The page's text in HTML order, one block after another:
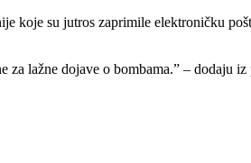
koje su jutros zaprimile elektroničku
lažne dojave o bombama.” – dodaju iz